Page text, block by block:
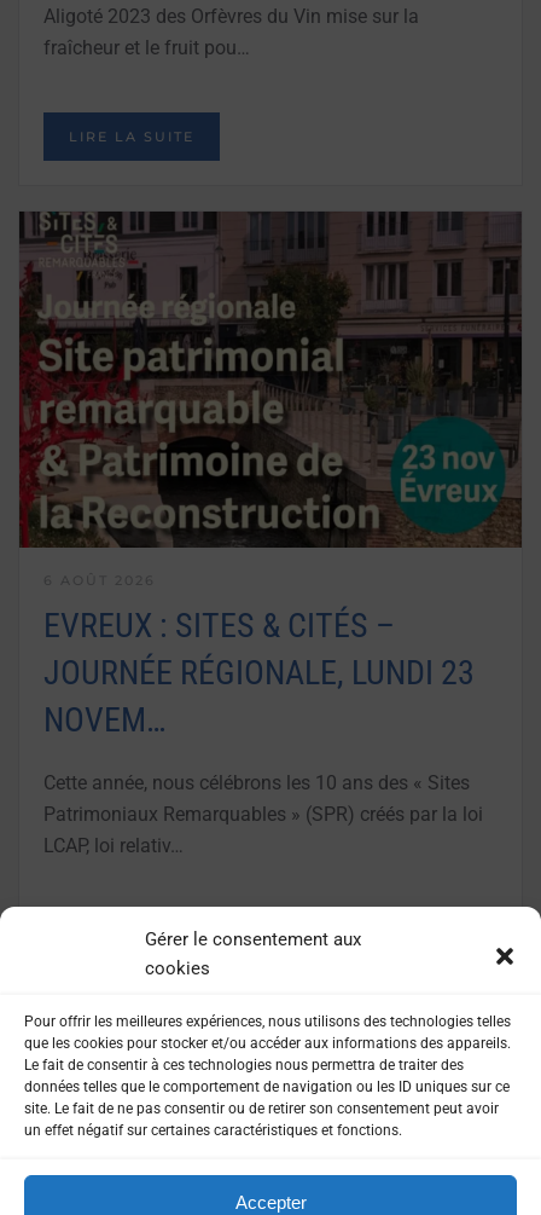
Gérer le consentement aux
cookies
Pour offrir les meilleures expériences, nous utilisons des technologies telles
que les cookies pour stocker et/ou accéder aux informations des appareils.
Le fait de consentir à ces technologies nous permettra de traiter des
données telles que le comportement de navigation ou les ID uniques sur ce
site. Le fait de ne pas consentir ou de retirer son consentement peut avoir
un effet négatif sur certaines caractéristiques et fonctions.
Accepter
Aligoté 2023 des Orfèvres du Vin mise sur la
fraîcheur et le fruit pou…
LIRE LA SUITE
EVREUX : SITES & CITÉS –
JOURNÉE RÉGIONALE, LUNDI 23
NOVEM…
Cette année, nous célébrons les 10 ans des « Sites
Patrimoniaux Remarquables » (SPR) créés par la loi
LCAP, loi relativ…
LIRE LA SUITE
MENTIONS LÉGALES